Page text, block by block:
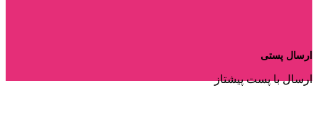
ارسال پستی
ارسال با پست پیشتاز